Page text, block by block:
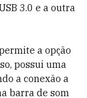
3.0 e a outra
a opção
possui uma
a conexão a
barra de som